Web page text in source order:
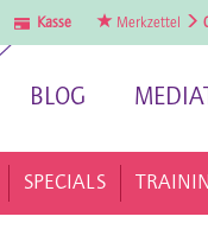
Kasse Merkzettel
BLOG
SPECIALS